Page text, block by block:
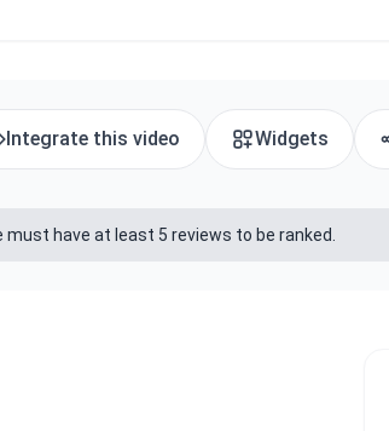
Integrate this video Widgets
must have at least 5 reviews to be ranked.